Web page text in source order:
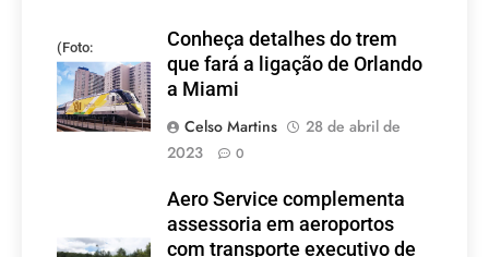
(Foto:
divulgação)
Conheça detalhes do trem
que fará a ligação de Orlando
a Miami
Celso Martins
28 de abril de
2023
0
Aero Service complementa
assessoria em aeroportos
com transporte executivo de